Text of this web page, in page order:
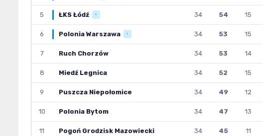
5 ŁKS Łódź ↑ 34 54 15
6 Polonia Warszawa ↑ 34 53 15
7 Ruch Chorzów 34 53 14
8 Miedź Legnica 34 52 15
9 Puszcza Niepołomice 34 49 12
10 Polonia Bytom 34 47 13
11 Pogoń Grodzisk Mazowiecki 34 45 11